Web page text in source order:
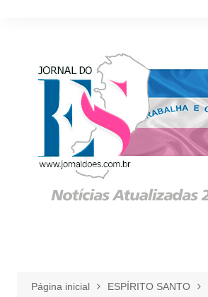
Página inicial ESPÍRITO SANTO